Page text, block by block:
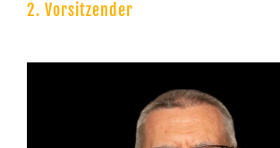
2. Vorsitzender